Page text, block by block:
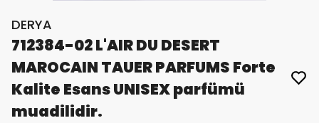
DERYA
712384-02 L'AIR DU DESERT
MAROCAIN TAUER PARFUMS Forte
Kalite Esans UNISEX parfümü
muadilidir.